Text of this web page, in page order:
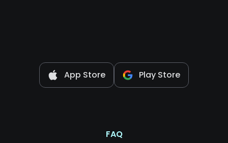
App Store Play Store
FAQ